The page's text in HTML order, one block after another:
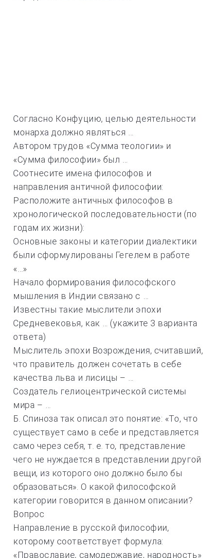
Согласно Конфуцию, целью деятельности
монарха должно являться …
Автором трудов «Сумма теологии» и
«Сумма философии» был …
Соотнесите имена философов и
направления античной философии:
Расположите античных философов в
хронологической последовательности (по
годам их жизни):
Основные законы и категории диалектики
были сформулированы Гегелем в работе
«…»
Начало формирования философского
мышления в Индии связано с …
Известны такие мыслители эпохи
Средневековья, как … (укажите 3 варианта
ответа)
Мыслитель эпохи Возрождения, считавший,
что правитель должен сочетать в себе
качества льва и лисицы – …
Создатель гелиоцентрической системы
мира – …
Б. Спиноза так описал это понятие: «То, что
существует само в себе и представляется
само через себя, т. е. то, представление
чего не нуждается в представлении другой
вещи, из которого оно должно было бы
образоваться». О какой философской
категории говорится в данном описании?
Вопрос
Направление в русской философии,
которому соответствует формула:
«Православие, самодержавие, народность»